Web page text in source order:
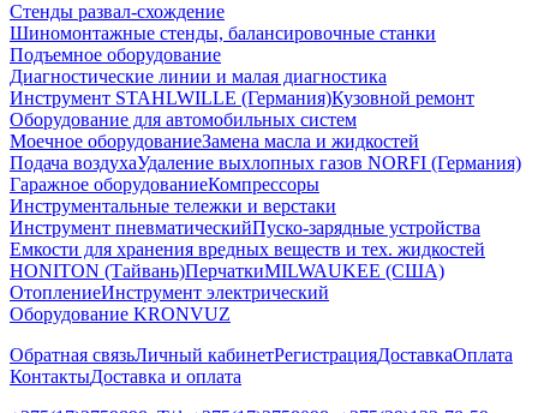
Стенды развал-схождение
Шиномонтажные стенды, балансировочные станки
Подъемное оборудование
Диагностические линии и малая диагностика
Инструмент STAHLWILLE (Германия)Кузовной ремонт
Оборудование для автомобильных систем
Моечное оборудованиеЗамена масла и жидкостей
Подача воздухаУдаление выхлопных газов NORFI (Германия)
Гаражное оборудованиеКомпрессоры
Инструментальные тележки и верстаки
Инструмент пневматическийПуско-зарядные устройства
Емкости для хранения вредных веществ и тех. жидкостей
HONITON (Тайвань)ПерчаткиMILWAUKEE (США)
ОтоплениеИнструмент электрический
Оборудование KRONVUZ
Обратная связьЛичный кабинетРегистрацияДоставкаОплата
КонтактыДоставка и оплата